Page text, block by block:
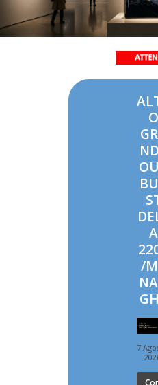
O
A
/
7